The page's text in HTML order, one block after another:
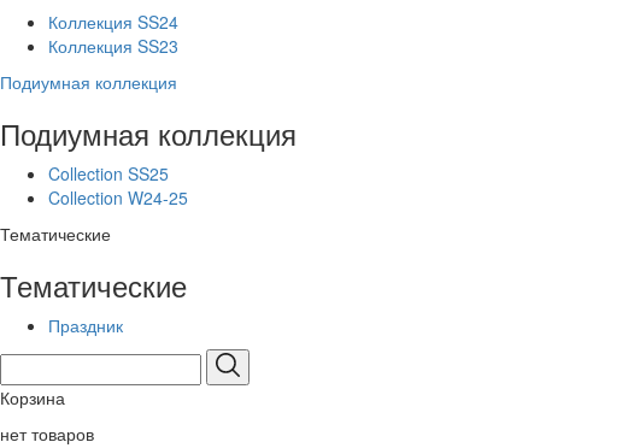
Коллекция SS24
Коллекция SS23
Подиумная коллекция
Подиумная коллекция
Collection SS25
Collection W24-25
Тематические
Тематические
Праздник
Корзина
нет товаров